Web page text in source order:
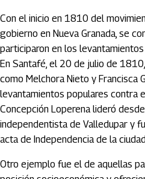
Con el inicio en 1810 del
gobierno en Nueva Granada, se
participaron en los
En Santafé, el 20 de julio de
como Melchora Nieto y Francisca
levantamientos populares contra
Concepción Loperena lideró
independentista de Valledupar y
acta de Independencia de la
Otro ejemplo fue el de aquellas